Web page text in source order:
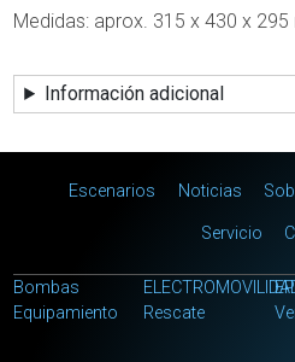
Medidas: aprox. 315 x 430 x
Información adicional
Main menu
Escenarios Noticias
Servicio
Menú categorias
Bombas
Equipamiento
Rescate